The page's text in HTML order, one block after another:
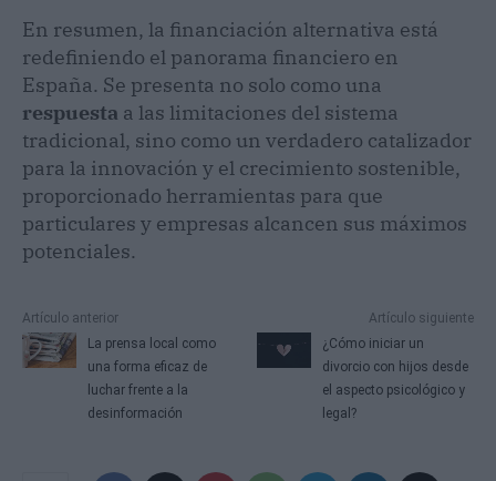
En resumen, la financiación alternativa está
redefiniendo el panorama financiero en
España. Se presenta no solo como una
respuesta a las limitaciones del sistema
tradicional, sino como un verdadero catalizador
para la innovación y el crecimiento sostenible,
proporcionado herramientas para que
particulares y empresas alcancen sus máximos
potenciales.
Artículo anterior
La prensa local como
una forma eficaz de
luchar frente a la
desinformación
Artículo siguiente
¿Cómo iniciar un
divorcio con hijos desde
el aspecto psicológico y
legal?